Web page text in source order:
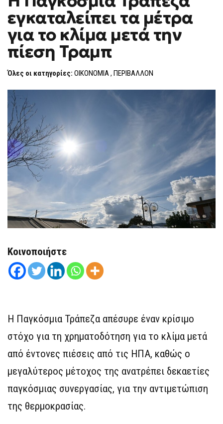
ΠΑΓΚΌΣΜΙΑ
ΤΡΆΠΕΖΑ
ΕΓΚΑΤΑΛΕΊΠΕΙ
ΤΑ
ΜΈΤΡΑ
ΓΙΑ
ΤΟ
ΚΛΊΜΑ
ΤΗΝ
ΠΊΕΣΗ
εγκαταλείπει τα μέτρα
για το κλίμα μετά την
πίεση Τραμπ
Όλες οι κατηγορίες: ΟΙΚΟΝΟΜΙΑ, ΠΕΡΙΒΑΛΛΟΝ
Κοινοποιήστε
Η Παγκόσμια Τράπεζα απέσυρε έναν κρίσιμο
στόχο για τη χρηματοδότηση για το κλίμα μετά
από έντονες πιέσεις από τις ΗΠΑ, καθώς ο
μεγαλύτερος μέτοχος της ανατρέπει δεκαετίες
παγκόσμιας συνεργασίας, για την αντιμετώπιση
της θερμοκρασίας.